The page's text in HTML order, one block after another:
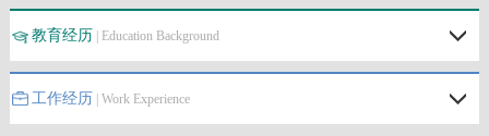
教育经历 | Education Background
工作经历 | Work Experience